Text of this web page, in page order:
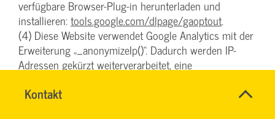
Kontakt
IHR
Name*
verfügbare Browser-Plug-in herunterladen und
installieren: tools.google.com/dlpage/gaoptout.
(4) Diese Website verwendet Google Analytics mit der
Erweiterung „_anonymizeIp()“. Dadurch werden IP-
Adressen gekürzt weiterverarbeitet, eine
werden. Soweit den über Sie erhobenen Daten ein